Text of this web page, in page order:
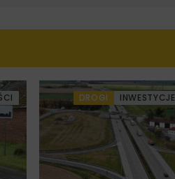
DROGI INWESTYCJE